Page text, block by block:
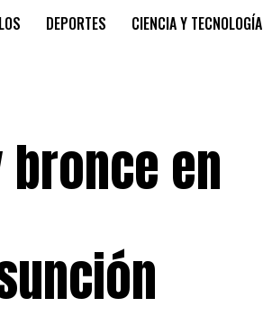
DEPORTES CIENCIA Y TECNOLOGÍA
en